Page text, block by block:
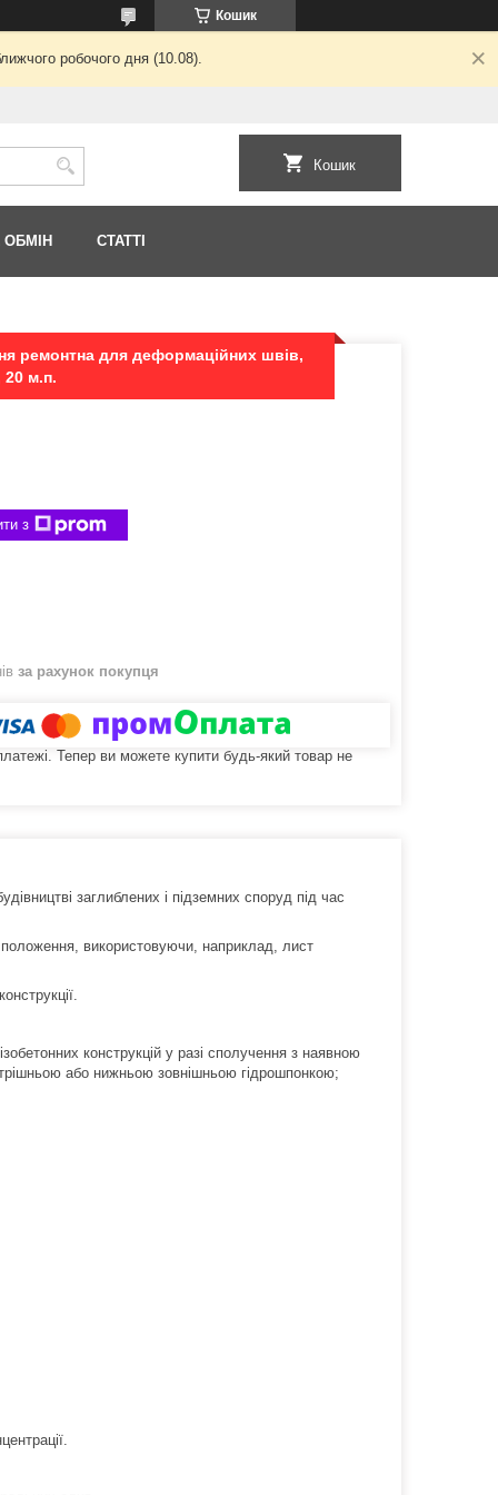
Кошик
робочого дня (10.08).
Кошик
СТАТТІ
ремонтна для деформаційних швів,
м.п.
з
за рахунок покупця
Тепер ви можете купити будь-який товар не
заглиблених і підземних споруд під час
використовуючи, наприклад, лист
конструкцій у разі сполучення з наявною
або нижньою зовнішньою гідрошпонкою;